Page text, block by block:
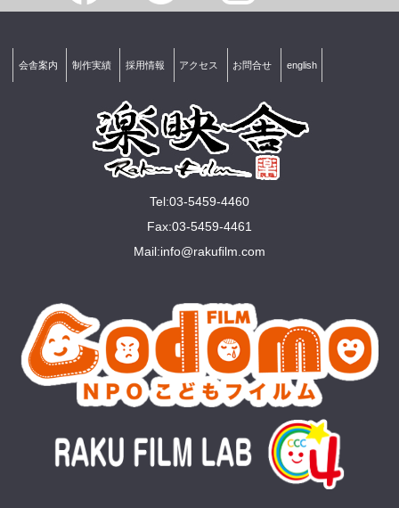
会舎案内 制作実績 採用情報 アクセス お問合せ english
Tel:03-5459-4460
Fax:03-5459-4461
Mail:info@rakuﬁlm.com